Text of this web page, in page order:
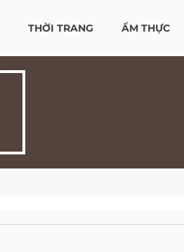
THỜI TRANG ẨM THỰC